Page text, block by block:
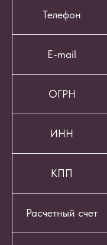
Телефон
E-mail
ОГРН
ИНН
КПП
Расчетный счет